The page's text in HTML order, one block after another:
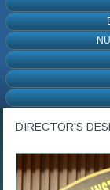
DIRECTOR’S